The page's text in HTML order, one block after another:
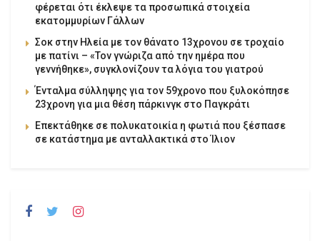
φέρεται ότι έκλεψε τα προσωπικά στοιχεία
εκατομμυρίων Γάλλων
Σοκ στην Ηλεία με τον θάνατο 13χρονου σε τροχαίο
με πατίνι – «Τον γνώριζα από την ημέρα που
γεννήθηκε», συγκλονίζουν τα λόγια του γιατρού
Ένταλμα σύλληψης για τον 59χρονο που ξυλοκόπησε
23χρονη για μια θέση πάρκινγκ στο Παγκράτι
Επεκτάθηκε σε πολυκατοικία η φωτιά που ξέσπασε
σε κατάστημα με ανταλλακτικά στο Ίλιον